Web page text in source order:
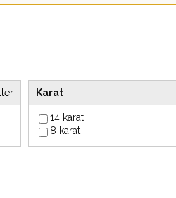
Karat
14 karat
8 karat